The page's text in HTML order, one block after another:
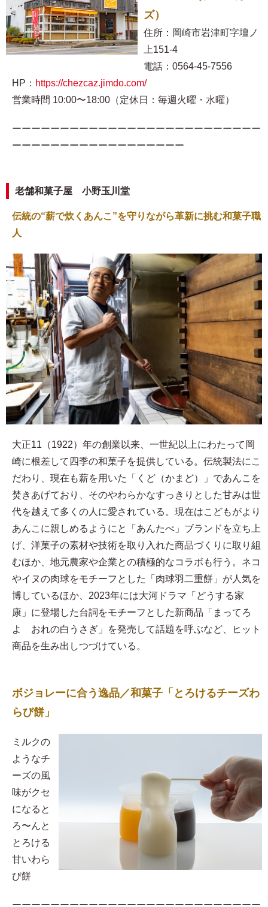
ズ）
住所：岡崎市岩津町字壇ノ
上151-4
電話：0564-45-7556
HP： https://chezcaz.jimdo.com/
営業時間 10:00〜18:00（定休日：毎週火曜・水曜）
ーーーーーーーーーーーーーーーーーーーーーーーーーー
ーーーーーーーーーーーーーーーーーー
老舗和菓子屋 小野玉川堂
伝統の“薪で炊くあんこ”を守りながら革新に挑む和菓子職
人
大正11（1922）年の創業以来、一世紀以上にわたって岡
崎に根差して四季の和菓子を提供している。伝統製法にこ
だわり、現在も薪を用いた「くど（かまど）」であんこを
焚きあげており、そのやわらかなすっきりとした甘みは世
代を越えて多くの人に愛されている。現在はこどもがより
あんこに親しめるようにと「あんたべ」ブランドを立ち上
げ、洋菓子の素材や技術を取り入れた商品づくりに取り組
むほか、地元農家や企業との積極的なコラボも行う。ネコ
やイヌの肉球をモチーフとした「肉球羽二重餅」が人気を
博しているほか、2023年には大河ドラマ「どうする家
康」に登場した台詞をモチーフとした新商品「まってろ
よ おれの白うさぎ」を発売して話題を呼ぶなど、ヒット
商品を生み出しつづけている。
ボジョレーに合う逸品／和菓子「とろけるチーズわ
らび餅」
​ミルクの
ようなチ
ーズの風
味がクセ
になると
ろ〜んと
とろける
甘いわら
び餅